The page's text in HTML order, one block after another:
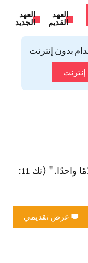
العهد
القديم
العهد
الجديد
بدون إنترنت
"وكانَتِ الأَرضُ كُلُّها لُغَةً واحِدة وكَلامًا واحدًا." (تك 11:
عرض تقديمي